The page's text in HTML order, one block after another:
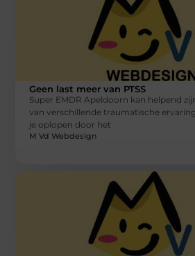
Geen last meer van PTSS
Super EMDR Apeldoorn kan helpend
van verschillende traumatische
je oplopen door het
M Vd Webdesign